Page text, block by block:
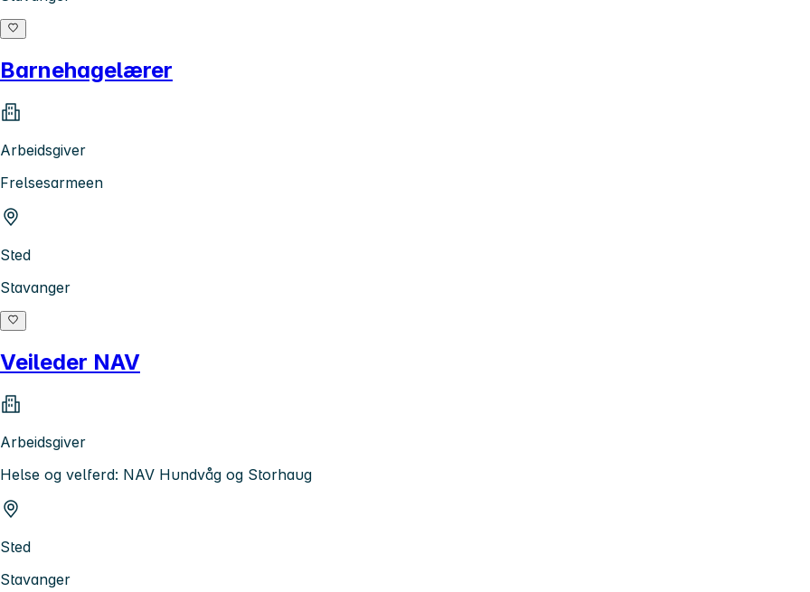
Barnehagelærer
Arbeidsgiver
Frelsesarmeen
Sted
Stavanger
Veileder NAV
Arbeidsgiver
Helse og velferd: NAV Hundvåg og Storhaug
Sted
Stavanger